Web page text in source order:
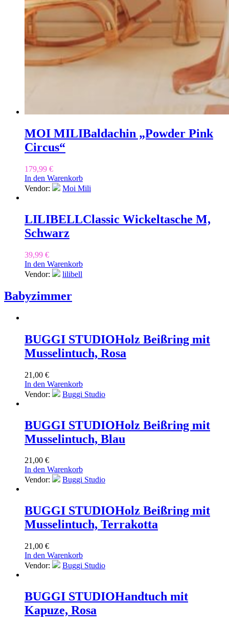
MOI MILIBaldachin „Powder Pink
Circus“
179,99 €
In den Warenkorb
Vendor:
Moi Mili
LILIBELLClassic Wickeltasche M,
Schwarz
39,99 €
In den Warenkorb
Vendor:
lilibell
Babyzimmer
BUGGI STUDIOHolz Beißring mit
Musselintuch, Rosa
21,00 €
In den Warenkorb
Vendor:
Buggi Studio
BUGGI STUDIOHolz Beißring mit
Musselintuch, Blau
21,00 €
In den Warenkorb
Vendor:
Buggi Studio
BUGGI STUDIOHolz Beißring mit
Musselintuch, Terrakotta
21,00 €
In den Warenkorb
Vendor:
Buggi Studio
BUGGI STUDIOHandtuch mit
Kapuze, Rosa